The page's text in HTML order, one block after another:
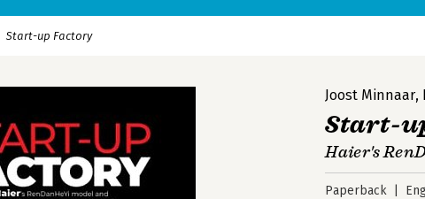
Start-up Factory
Joost Minnaar,
Start-
Haier's
Paperback